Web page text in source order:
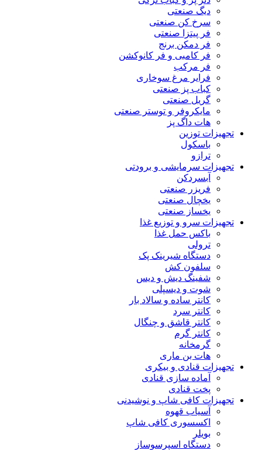
دیگ صنعتی
سرخ کن صنعتی
فر پیتزا صنعتی
فر دمکن برنج
فر کامبی و فر کانوکشن
فر مرکب
فرایر مرغ سوخاری
کباب پز صنعتی
گریل صنعتی
مایکروفر و توستر صنعتی
هات داگ پز
تجهیزات توزین
باسکول
ترازو
تجهیزات سرمایشی و برودتی
آبسردکن
فریزر صنعتی
یخچال صنعتی
یخساز صنعتی
تجهیزات سرو و توزیع غذا
باکس حمل غذا
ترولی
دستگاه شیرینک پک
سلفون کش
شفینگ دیش و دیس
شوت و دیسپلی
کانتر ساده و سالاد بار
کانتر سرد
کانتر قاشق و چنگال
کانتر گرم
گرمخانه
هات بن ماری
تجهیزات قنادی و بیکری
آماده سازی قنادی
پخت قنادی
تجهیزات کافی شاپ و نوشیدنی
آسیاب قهوه
اکسسوری کافی شاپ
بویلر
دستگاه اسپرسوساز